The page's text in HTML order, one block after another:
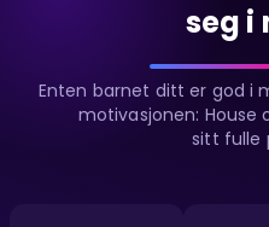
seg i
Enten barnet ditt er god i
motivasjonen: House
sitt fulle